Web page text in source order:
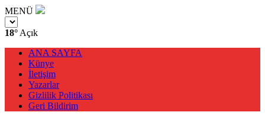
MENÜ
18° Açık
ANA SAYFA
Künye
İletişim
Yazarlar
Gizlilik Politikası
Geri Bildirim